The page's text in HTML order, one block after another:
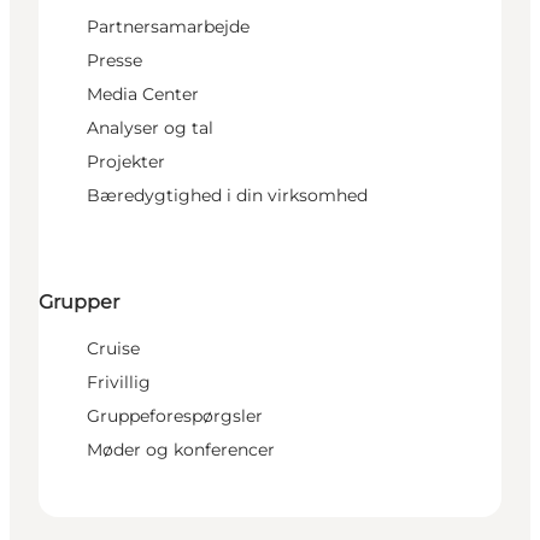
Partnersamarbejde
Presse
Media Center
Analyser og tal
Projekter
Bæredygtighed i din virksomhed
Grupper
Cruise
Frivillig
Gruppeforespørgsler
Møder og konferencer